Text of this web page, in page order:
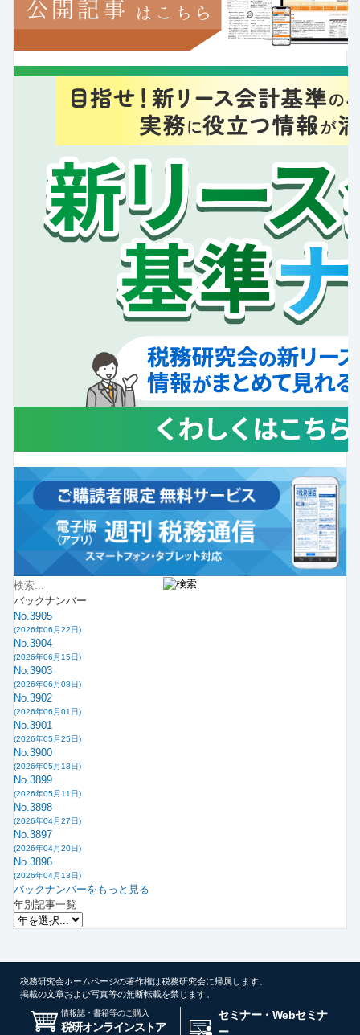
バックナンバー
No.3905
(2026年06月22日)
No.3904
(2026年06月15日)
No.3903
(2026年06月08日)
No.3902
(2026年06月01日)
No.3901
(2026年05月25日)
No.3900
(2026年05月18日)
No.3899
(2026年05月11日)
No.3898
(2026年04月27日)
No.3897
(2026年04月20日)
No.3896
(2026年04月13日)
バックナンバーをもっと見る
年別記事一覧
税務研究会ホームページの著作権は税務研究会に帰属します。
掲載の文章および写真等の無断転載を禁じます。
情報誌・書籍等のご購入
税研オンラインストア
セミナー・Webセミナ
ー